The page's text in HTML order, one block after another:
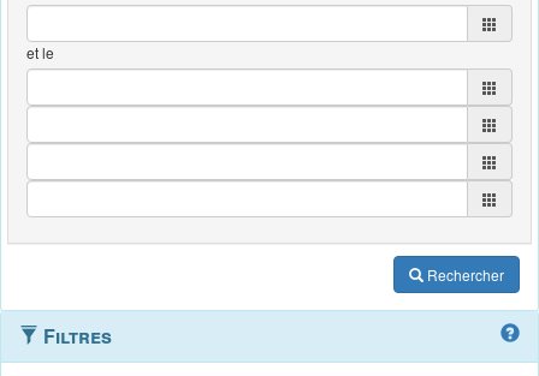
et le
Rechercher
Filtres